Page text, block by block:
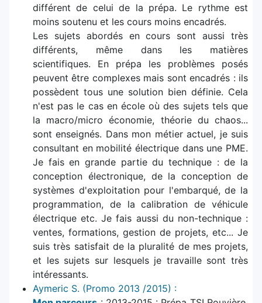
différent de celui de la prépa. Le rythme est
moins soutenu et les cours moins encadrés.
Les sujets abordés en cours sont aussi très
différents, même dans les matières
scientifiques. En prépa les problèmes posés
peuvent être complexes mais sont encadrés : ils
possèdent tous une solution bien définie. Cela
n'est pas le cas en école où des sujets tels que
la macro/micro économie, théorie du chaos...
sont enseignés. Dans mon métier actuel, je suis
consultant en mobilité électrique dans une PME.
Je fais en grande partie du technique : de la
conception électronique, de la conception de
systèmes d'exploitation pour l'embarqué, de la
programmation, de la calibration de véhicule
électrique etc. Je fais aussi du non-technique :
ventes, formations, gestion de projets, etc... Je
suis très satisfait de la pluralité de mes projets,
et les sujets sur lesquels je travaille sont très
intéressants.
Aymeric S. (Promo 2013 /2015) :